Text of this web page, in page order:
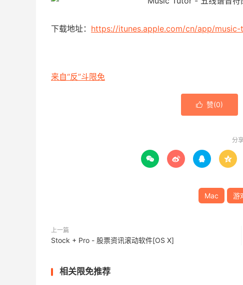
下载地址： https://itunes.apple.com/cn/app/
来自“反”斗限免
 赞(0)
分
   
Mac 游
上一篇
Stock + Pro - 股票资讯滚动软件[OS X]
相关限免推荐